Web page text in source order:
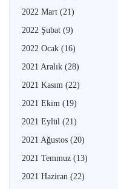
2022 Mart (21)
2022 Şubat (9)
2022 Ocak (16)
2021 Aralık (28)
2021 Kasım (22)
2021 Ekim (19)
2021 Eylül (21)
2021 Ağustos (20)
2021 Temmuz (13)
2021 Haziran (22)